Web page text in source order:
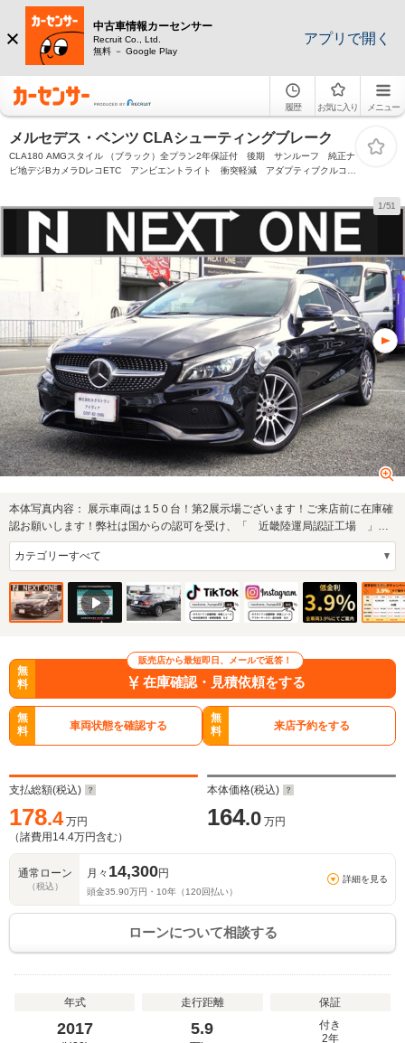
中古車情報カーセンサー
Recruit Co., Ltd.
無料 － Google Play
アプリで開く
履歴 お気に入り メニュー
メルセデス・ベンツ CLAシューティングブレーク
CLA180 AMGスタイル （ブラック）全プラン2年保証付 後期 サンルーフ 純正ナ
ビ地デジBカメラDレコETC アンビエントライト 衝突軽減 アダプティブクルコ
1/51
本体写真内容： 展示車両は１5０台！第2展示場ございます！ご来店前に在庫確
認お願いします！弊社は国からの認可を受け、「 近畿陸運局認証工場 」を
取得してお…
販売店から最短即日、メールで返答！
無
料
在庫確認・見積依頼をする
無
料
車両状態を確認する
無
料
来店予約をする
支払総額(税込)
178.4万円
（諸費用 14.4万円含む）
本体価格(税込)
164.0 万円
通常ローン
（税込）
月々 14,300円
頭金35.90万円・ 10年（120 回払い）
詳細を見る
ローンについて相談する
年式
2017
走行距離
5.9
保証
付き
2年